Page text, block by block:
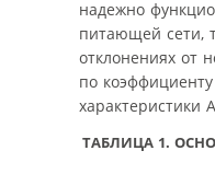
надежно
питающей сети,
отклонениях от
по
характеристики
ТАБЛИЦА 1.